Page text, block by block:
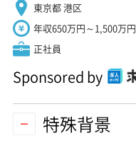
東京都 港区
年収650万円～1,500万円
正社員
Sponsored by
特殊背景